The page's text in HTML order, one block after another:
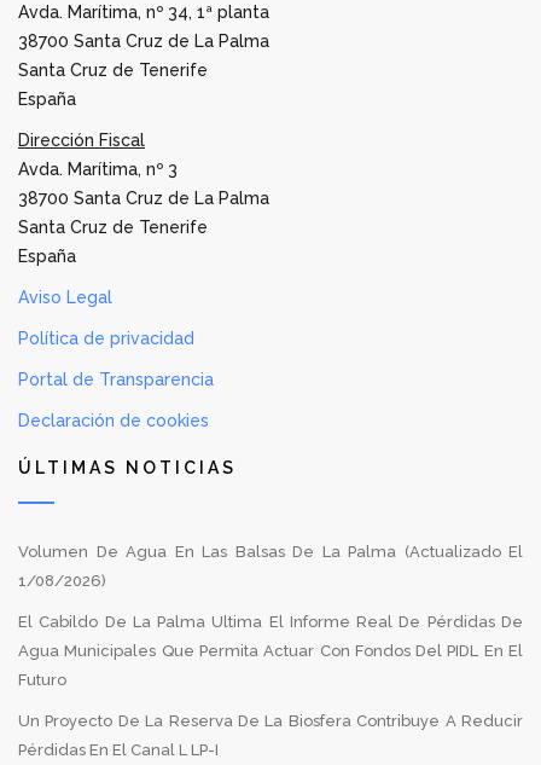
Avda. Marítima, nº 34, 1ª planta
38700 Santa Cruz de La Palma
Santa Cruz de Tenerife
España
Dirección Fiscal
Avda. Marítima, nº 3
38700 Santa Cruz de La Palma
Santa Cruz de Tenerife
España
Aviso Legal
Política de privacidad
Portal de Transparencia
Declaración de cookies
ÚLTIMAS NOTICIAS
Volumen De Agua En Las Balsas De La Palma (Actualizado El
1/08/2026)
El Cabildo De La Palma Ultima El Informe Real De Pérdidas De
Agua Municipales Que Permita Actuar Con Fondos Del PIDL En El
Futuro
Un Proyecto De La Reserva De La Biosfera Contribuye A Reducir
Pérdidas En El Canal L LP-I